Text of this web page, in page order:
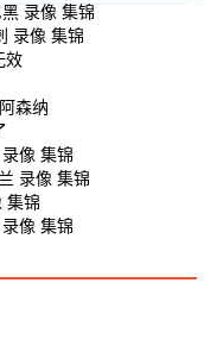
录像 集锦
录像 集锦
效
森纳
像 集锦
录像 集锦
集锦
像 集锦